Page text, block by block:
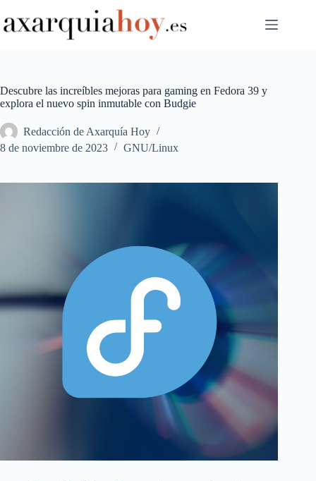
al
contenido
Descubre las increíbles mejoras para gaming en Fedora 39 y
explora el nuevo spin inmutable con Budgie
Redacción de Axarquía Hoy
8 de noviembre de 2023
GNU/Linux